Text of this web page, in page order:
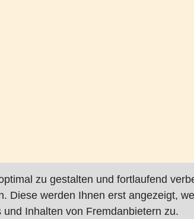
zu gestalten und fortlaufend
Diese werden Ihnen erst angezeigt,
Inhalten von Fremdanbietern zu.